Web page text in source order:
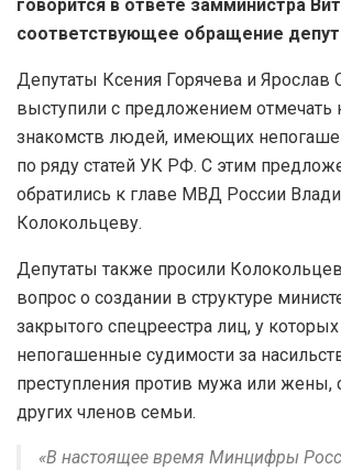
говорится в ответе замминистра
соответствующее обращение
Депутаты Ксения Горячева и
выступили с предложением отмечать
знакомств людей, имеющих
по ряду статей УК РФ. С этим
обратились к главе МВД России
Колокольцеву.
Депутаты также просили
вопрос о создании в структуре
закрытого спецреестра лиц, у
непогашенные судимости за
преступления против мужа или жены,
других членов семьи.
«В настоящее время Минцифры